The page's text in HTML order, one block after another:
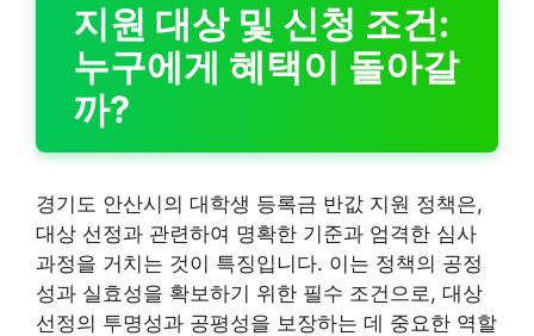
지원 대상 및 신청 조건:
누구에게 혜택이 돌아갈
까?
경기도 안산시의 대학생 등록금 반값 지원 정책은,
대상 선정과 관련하여 명확한 기준과 엄격한 심사
과정을 거치는 것이 특징입니다. 이는 정책의 공정
성과 실효성을 확보하기 위한 필수 조건으로, 대상
선정의 투명성과 공평성을 보장하는 데 중요한 역할